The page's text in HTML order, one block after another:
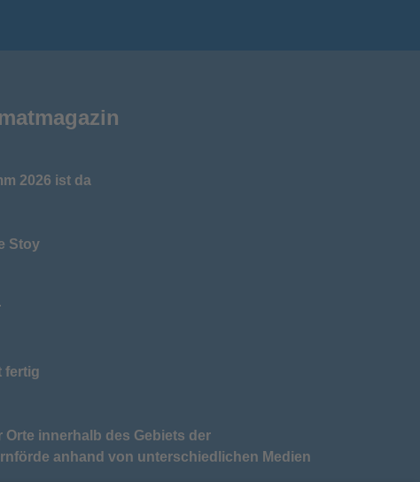
2026 ist da
Stoy
fertig
innerhalb des Gebiets der
anhand von unterschiedlichen Medien